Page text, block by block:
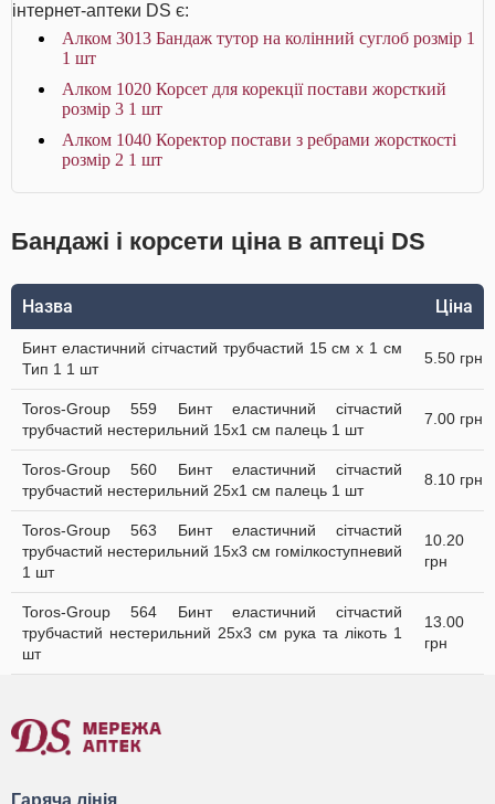
інтернет-аптеки DS є:
Алком 3013 Бандаж тутор на колінний суглоб розмір 1
1 шт
Алком 1020 Корсет для корекції постави жорсткий
розмір 3 1 шт
Алком 1040 Коректор постави з ребрами жорсткості
розмір 2 1 шт
Бандажі і корсети ціна в аптеці DS
Назва Ціна
Бинт еластичний сітчастий трубчастий 15 см x 1 см
Тип 1 1 шт
5.50 грн
Toros-Group 559 Бинт еластичний сітчастий
трубчастий нестерильний 15х1 см палець 1 шт
7.00 грн
Toros-Group 560 Бинт еластичний сітчастий
трубчастий нестерильний 25х1 см палець 1 шт
8.10 грн
Toros-Group 563 Бинт еластичний сітчастий
трубчастий нестерильний 15х3 см гомілкоступневий
1 шт
10.20
грн
Toros-Group 564 Бинт еластичний сітчастий
трубчастий нестерильний 25х3 см рука та лікоть 1
шт
13.00
грн
Гаряча лінія